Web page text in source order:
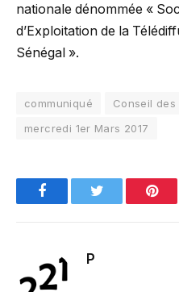
nationale dénommée «
d’Exploitation de la
Sénégal ».
communiqué
Conseil des
mercredi 1er Mars 2017
FacebookTwitter
P